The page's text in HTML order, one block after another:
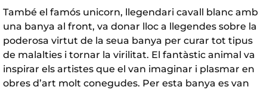
També el famós unicorn, llegendari cavall blanc amb
una banya al front, va donar lloc a llegendes sobre la
poderosa virtut de la seua banya per curar tot tipus
de malalties i tornar la virilitat. El fantàstic animal va
inspirar els artistes que el van imaginar i plasmar en
obres d’art molt conegudes. Per esta banya es van